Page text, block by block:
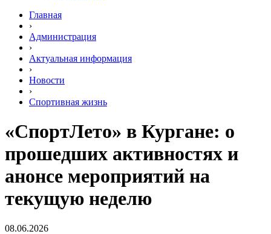
Главная
›
Администрация
›
Актуальная информация
›
Новости
›
Спортивная жизнь
«СпортЛето» в Кургане: о
прошедших активностях и
анонсе мероприятий на
текущую неделю
08.06.2026